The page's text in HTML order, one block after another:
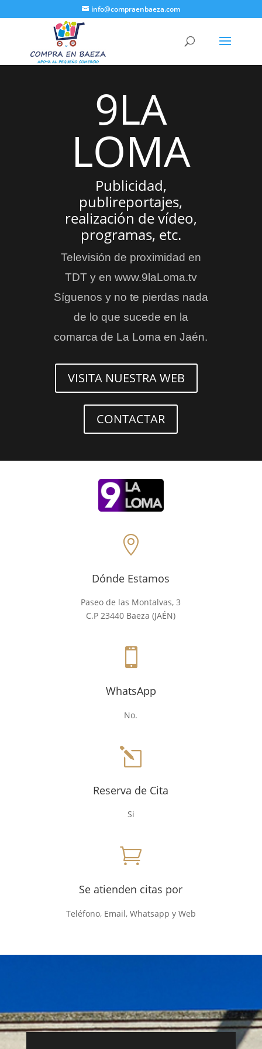
info@compraenbaeza.com
9LA
LOMA
Publicidad,
publireportajes,
realización de vídeo,
programas, etc.
Televisión de proximidad en
TDT y en www.9laLoma.tv
Síguenos y no te pierdas nada
de lo que sucede en la
comarca de La Loma en Jaén.
VISITA NUESTRA WEB
CONTACTAR

Dónde Estamos
Paseo de las Montalvas, 3
C.P 23440 Baeza (JAÉN)

WhatsApp
No.
l
Reserva de Cita
Si

Se atienden citas por
Teléfono, Email, Whatsapp y Web